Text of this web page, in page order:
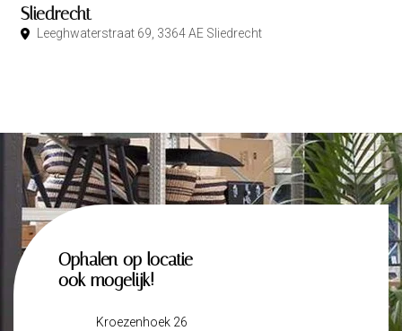
Sliedrecht
Leeghwaterstraat 69, 3364 AE Sliedrecht
Ophalen op locatie
ook mogelijk!
Kroezenhoek 26